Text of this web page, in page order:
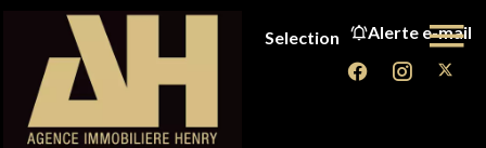
Selection Alerte e-mail